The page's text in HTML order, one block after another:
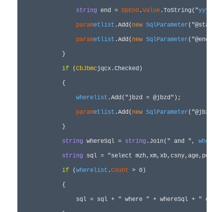
string end = DpEnd .Value .ToString( "yyyy-
parametlist .Add( new SqlParameter ( "@start
parametlist .Add( new SqlParameter ( "@end
            }
if (CbJbmcjqcx.Checked)
            {
wherelist .Add( "jbzd = @jbzd " );
parametlist .Add( new SqlParameter ( "@jbzd
            }
string whereSql = string .Join( " and " ,
string sql = "select
if (wherelist .Count > 0)
            {
                sql
= sql + " where " + whereSql + "